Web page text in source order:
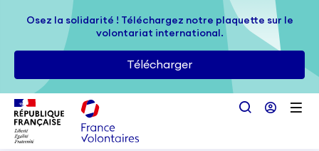
Passer au contenu principal
Osez la solidarité ! Téléchargez notre plaquette sur le
volontariat international.
Télécharger
Osez la solidarité ! Téléchargez notre plaquette sur le
volontariat international.
Télécharger